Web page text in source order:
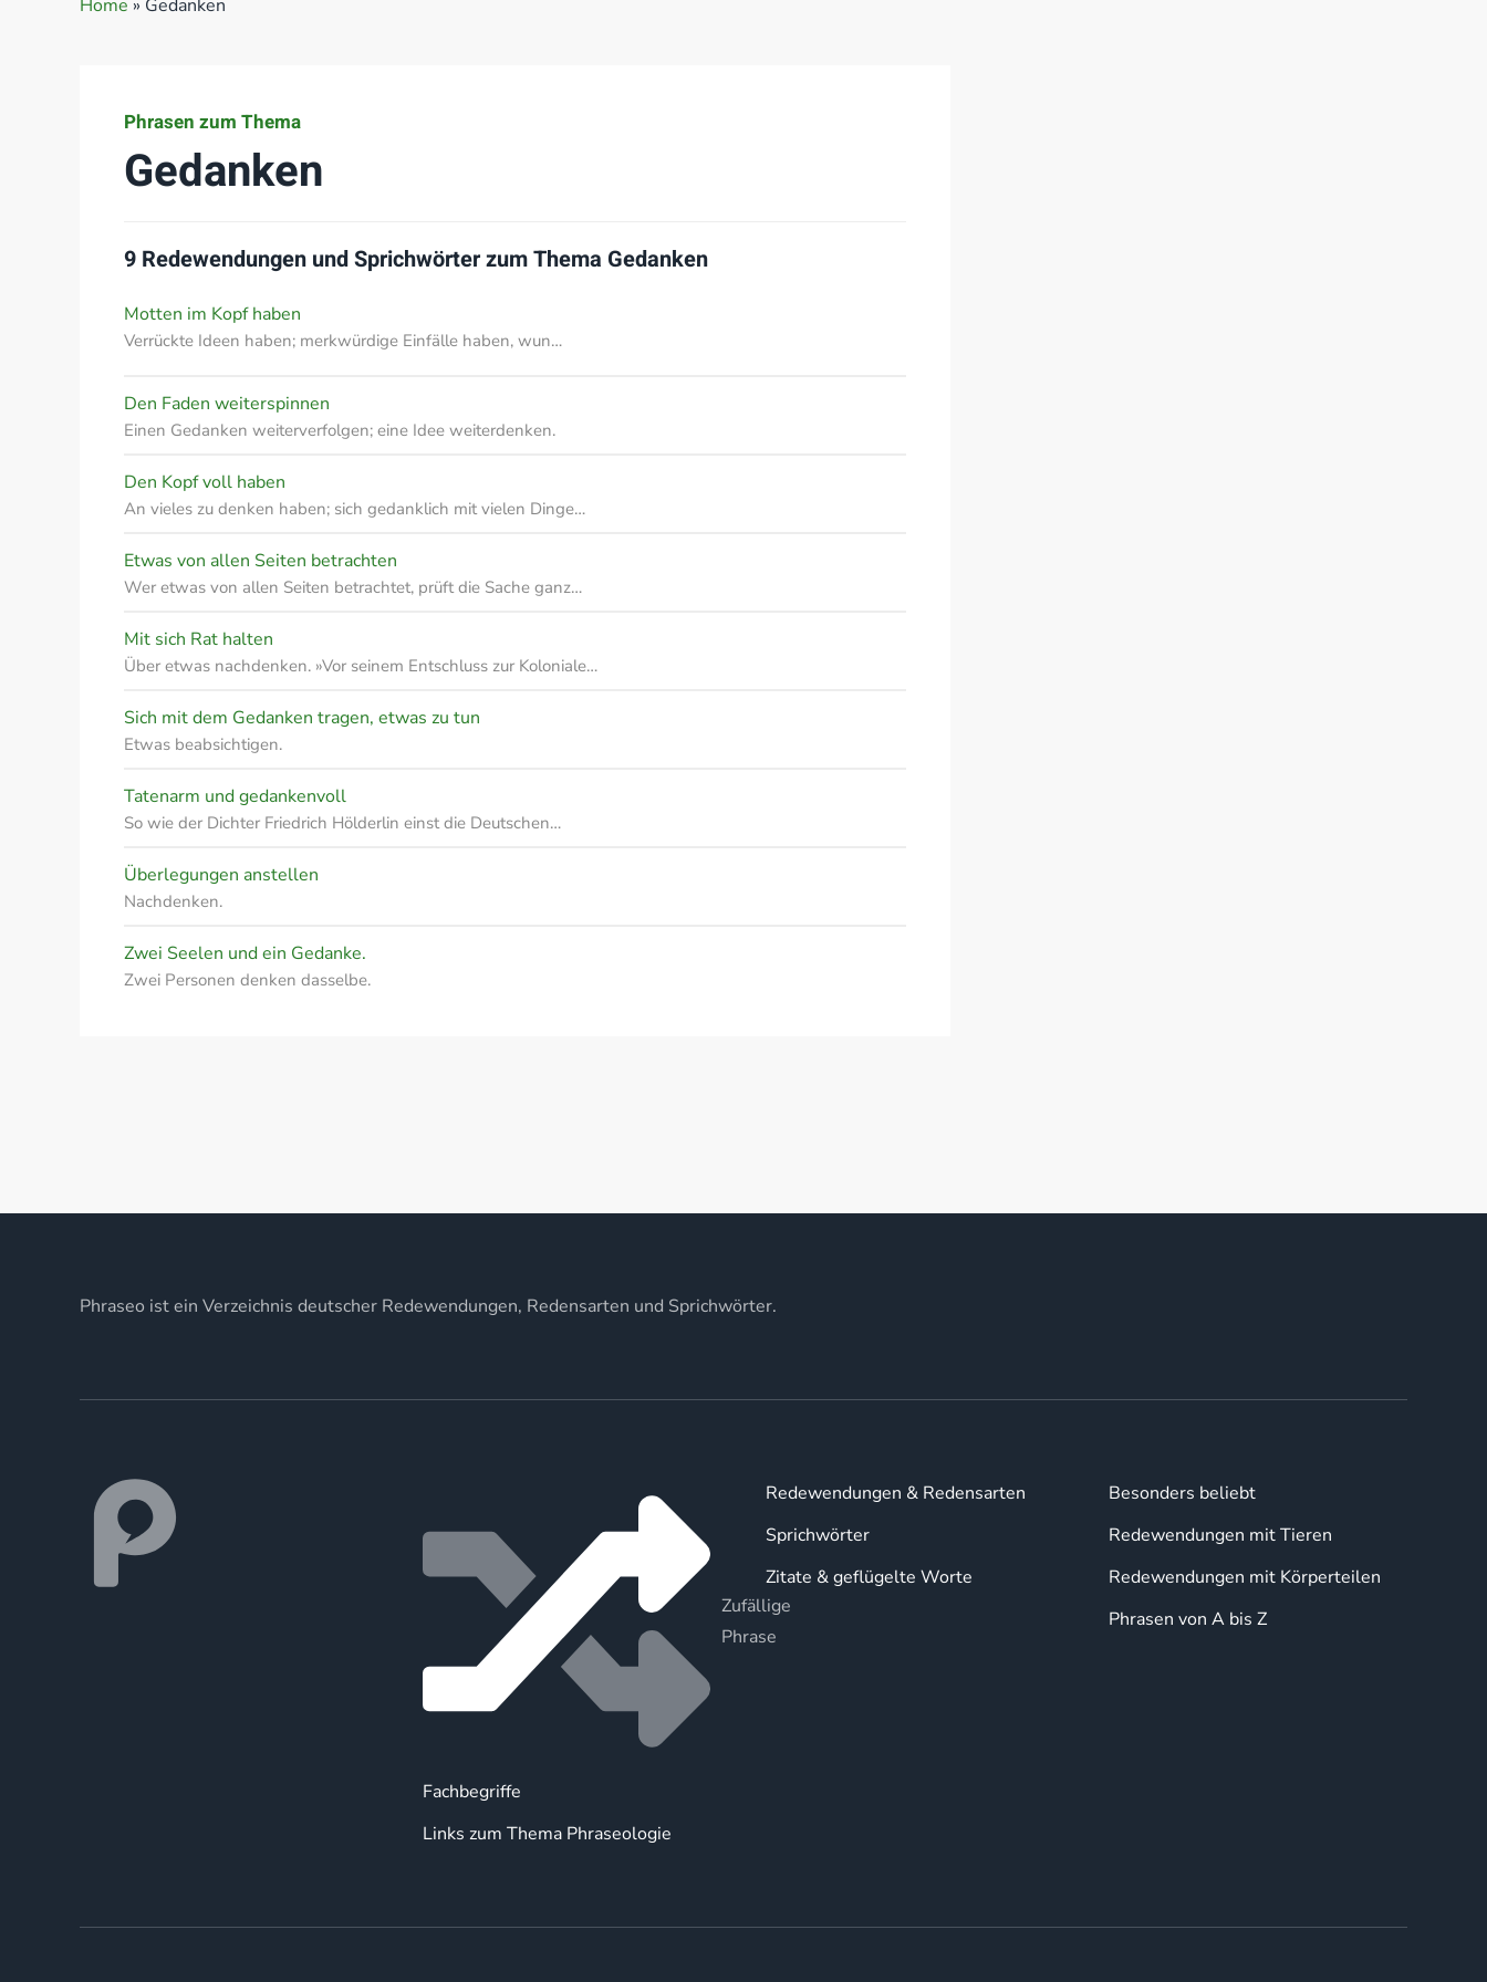
Home » Gedanken
Phrasen zum Thema
Gedanken
9 Redewendungen und Sprichwörter zum Thema Gedanken
Motten im Kopf haben
Verrückte Ideen haben; merkwürdige Einfälle haben, wun…
Den Faden weiterspinnen
Einen Gedanken weiterverfolgen; eine Idee weiterdenken.
Den Kopf voll haben
An vieles zu denken haben; sich gedanklich mit vielen Dinge…
Etwas von allen Seiten betrachten
Wer etwas von allen Seiten betrachtet, prüft die Sache ganz…
Mit sich Rat halten
Über etwas nachdenken. »Vor seinem Entschluss zur Koloniale…
Sich mit dem Gedanken tragen, etwas zu tun
Etwas beabsichtigen.
Tatenarm und gedankenvoll
So wie der Dichter Friedrich Hölderlin einst die Deutschen…
Überlegungen anstellen
Nachdenken.
Zwei Seelen und ein Gedanke.
Zwei Personen denken dasselbe.
Phraseo ist ein Verzeichnis deutscher Redewendungen, Redensarten und Sprichwörter.
Zufällige
Phrase
Fachbegriffe
Links zum Thema Phraseologie
Redewendungen & Redensarten
Sprichwörter
Zitate & geflügelte Worte
Besonders beliebt
Redewendungen mit Tieren
Redewendungen mit Körperteilen
Phrasen von A bis Z